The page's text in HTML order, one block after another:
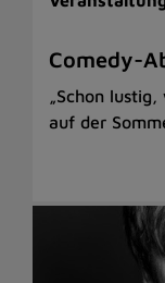
Comedy-
„Schon
auf der